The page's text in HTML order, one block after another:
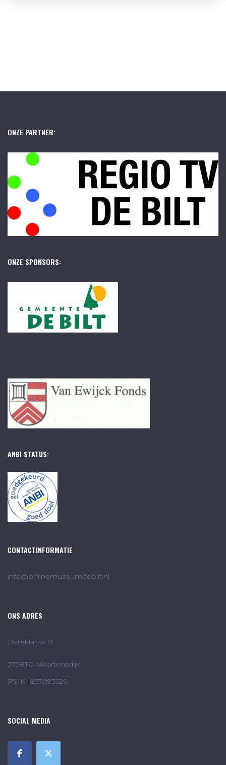
ONZE PARTNER:
ONZE SPONSORS:
ANBI STATUS:
CONTACTINFORMATIE
info@onlinemuseumdebilt.nl
ONS ADRES
Bereklauw 17
3738TG Maartensdijk
RSIN: 857093526
SOCIAL MEDIA